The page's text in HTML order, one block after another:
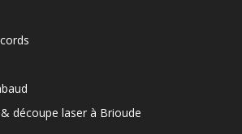
découpe laser à Brioude